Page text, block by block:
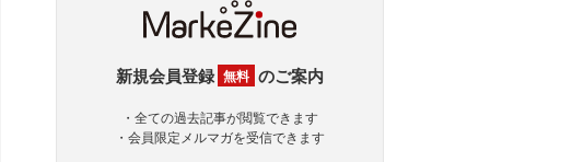
新規会員登録 無料 のご案内
・全ての過去記事が閲覧できます
・会員限定メルマガを受信できます